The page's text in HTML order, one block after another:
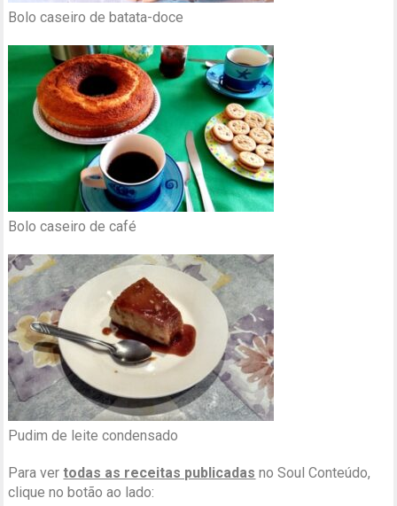
Bolo caseiro de batata-doce
Bolo caseiro de café
Pudim de leite condensado
Para vertodas as receitas publicadas no Soul Conteúdo,
clique no botão ao lado: